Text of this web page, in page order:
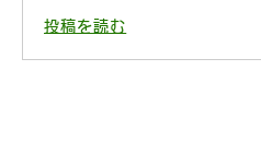
投稿を読む